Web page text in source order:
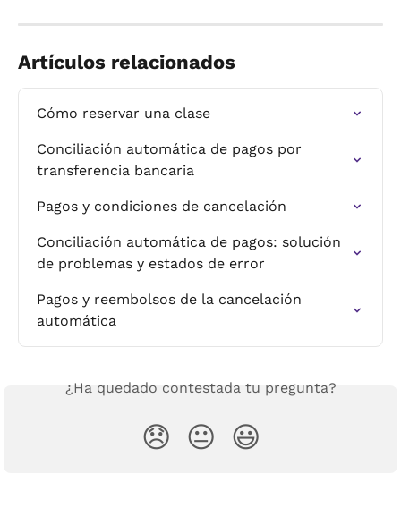
Artículos relacionados
Cómo reservar una clase
Conciliación automática de pagos por
transferencia bancaria
Pagos y condiciones de cancelación
Conciliación automática de pagos: solución
de problemas y estados de error
Pagos y reembolsos de la cancelación
automática
¿Ha quedado contestada tu pregunta?
😞 😐 😃